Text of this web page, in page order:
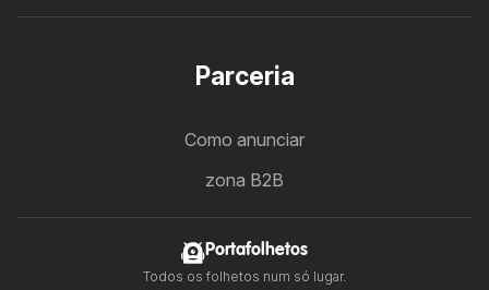
Parceria
Como anunciar
zona B2B
Portafolhetos
Todos os folhetos num só lugar.